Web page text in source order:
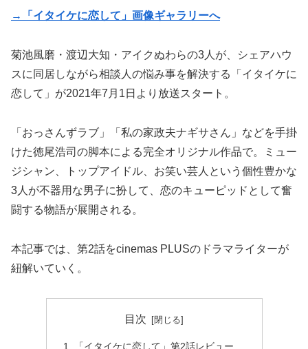
→「イタイケに恋して」画像ギャラリーへ
菊池風磨・渡辺大知・アイクぬわらの3人が、シェアハウ
スに同居しながら相談人の悩み事を解決する「イタイケに
恋して」が2021年7月1日より放送スタート。
「おっさんずラブ」「私の家政夫ナギサさん」などを手掛
けた徳尾浩司の脚本による完全オリジナル作品で。ミュー
ジシャン、トップアイドル、お笑い芸人という個性豊かな
3人が不器用な男子に扮して、恋のキューピッドとして奮
闘する物語が展開される。
本記事では、第2話をcinemas PLUSのドラマライターが
紐解いていく。
目次
「イタイケに恋して」第2話レビュー